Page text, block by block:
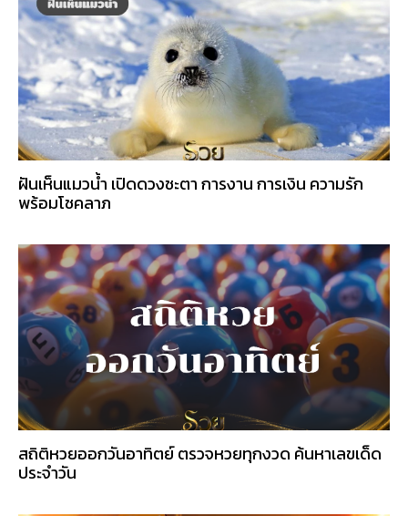
ฝันเห็นแมวน้ำ เปิดดวงชะตา การงาน การเงิน ความรัก
พร้อมโชคลาภ
สถิติหวยออกวันอาทิตย์ ตรวจหวยทุกงวด ค้นหาเลขเด็ด
ประจำวัน